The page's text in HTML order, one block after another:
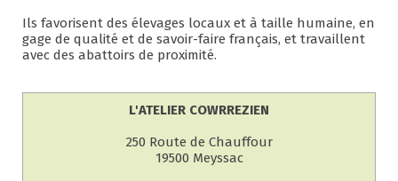
Ils favorisent des élevages locaux et à taille humaine, en
gage de qualité et de savoir-faire français, et travaillent
avec des abattoirs de proximité.
L'ATELIER COWRREZIEN
250 Route de Chauffour
19500 Meyssac